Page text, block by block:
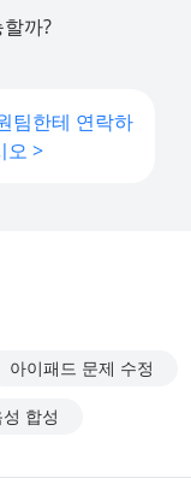
까?
팀한테 연락하
오 >
아이패드 문제 수정
합성